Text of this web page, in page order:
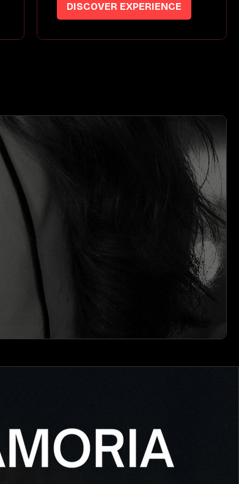
DISCOVER EXPERIENCE